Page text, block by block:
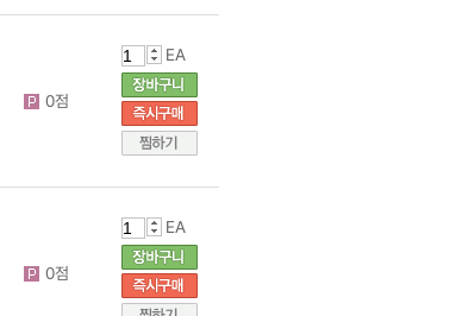
0점
EA
0점
EA